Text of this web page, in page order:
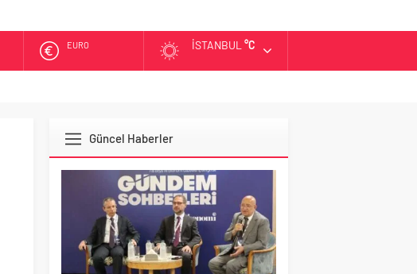
EURO İSTANBUL °C
Güncel Haberler